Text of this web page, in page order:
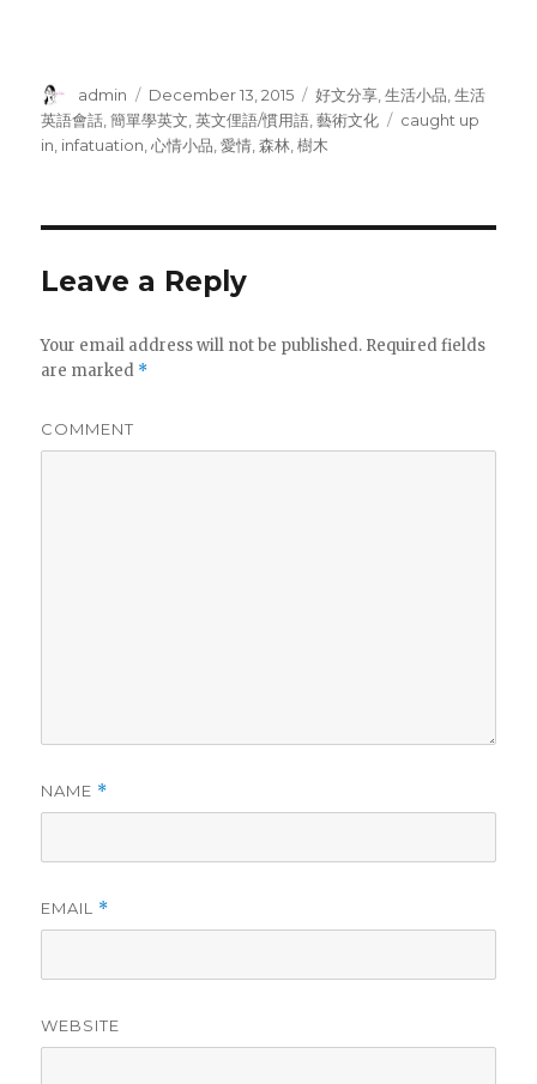
Author
admin
Posted
on
December 13, 2015 Categories
好文分享,生活小品,生活
英語會話,簡單學英文,英文俚語/慣用語,藝術文化 Tags
caught up
in, infatuation,心情小品,愛情,森林,樹木
Leave a Reply
Your email address will not be published. Required fields
are marked *
COMMENT
NAME *
EMAIL *
WEBSITE